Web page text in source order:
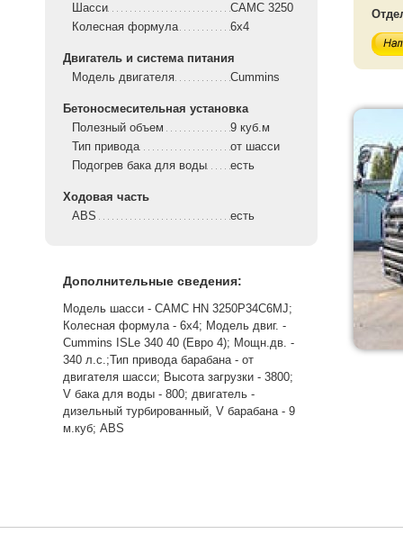
Шасси
САМС 3250
Колесная формула
6x4
Двигатель и система питания
Модель двигателя
Cummins
Бетоносмесительная установка
Полезный объем
9 куб.м
Тип привода
от шасси
Подогрев бака для воды
есть
Ходовая часть
ABS
есть
Дополнительные сведения:
Модель шасси - САМС HN 3250Р34С6MJ;
Колесная формула - 6х4; Модель двиг. -
Cummins ISLe 340 40 (Евро 4); Мощн.дв. -
340 л.с.;Тип привода барабана - от
двигателя шасси; Высота загрузки - 3800;
V бака для воды - 800; двигатель -
дизельный турбированный, V барабана - 9
м.куб; ABS